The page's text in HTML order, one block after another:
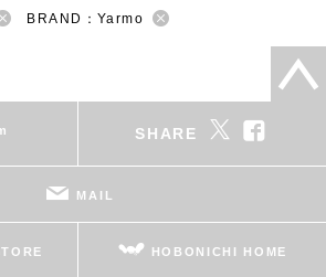
BRAND：Yarmo
SHARE
MAIL
HOBONICHI HOME